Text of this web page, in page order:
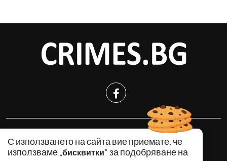
С използването на сайта вие приемате, че
използваме „бисквитки" за подобряване на
КРИМИНАЛНО
ИНЦИДЕНТИ